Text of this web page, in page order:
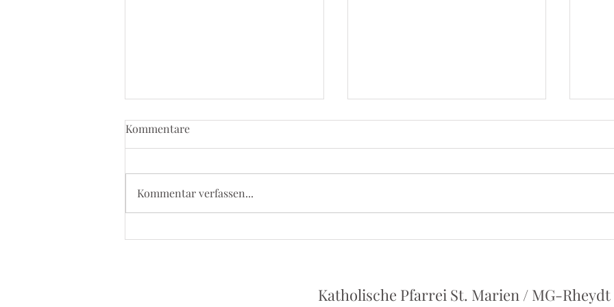
5. September 2026 - Kevelaer
Herbert Grönemeyer - Ein
Irish
Kommentare
Kommentar verfassen...
Katholische Pfarrei St. Marien / MG-Rheydt